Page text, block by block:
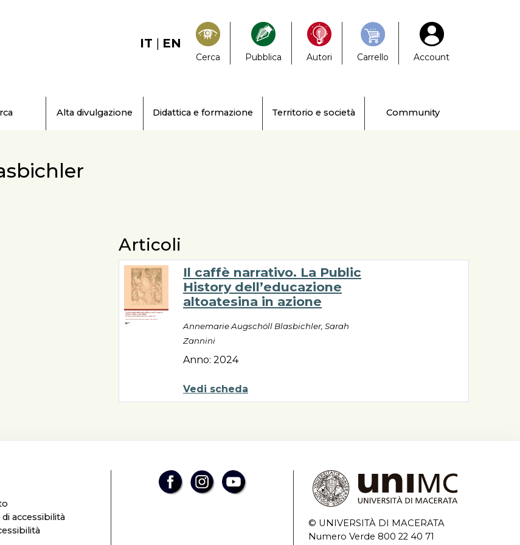
IT | EN
Cerca Pubblica Autori Carrello Account
Alta divulgazione Didattica e formazione Territorio e società Community
Articoli
Il caffè narrativo. La Public
History dell’educazione
altoatesina in azione
Annemarie Augschöll Blasbichler, Sarah
Zannini
Anno: 2024
Vedi scheda
accessibilità
© UNIVERSITÀ DI MACERATA
Numero Verde 800 22 40 71